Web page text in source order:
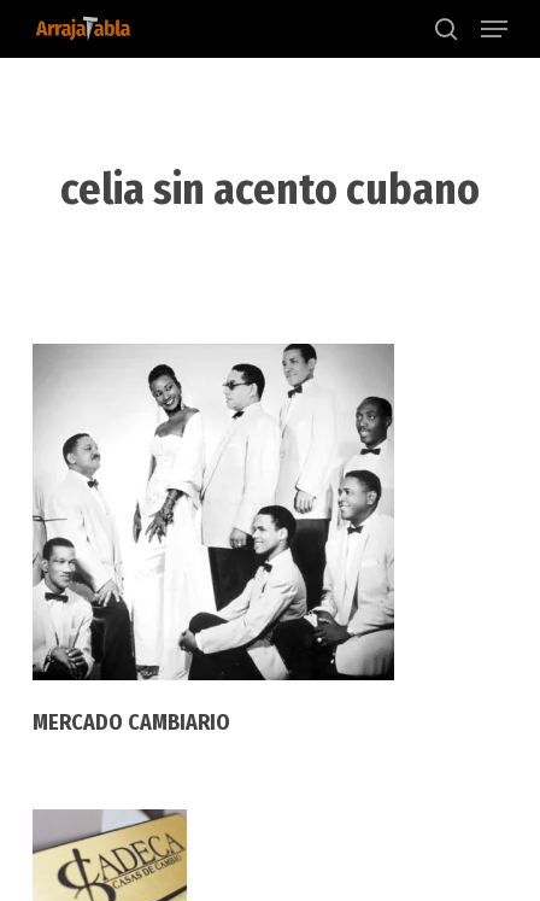
search
Menu
celia sin acento cubano
MERCADO CAMBIARIO